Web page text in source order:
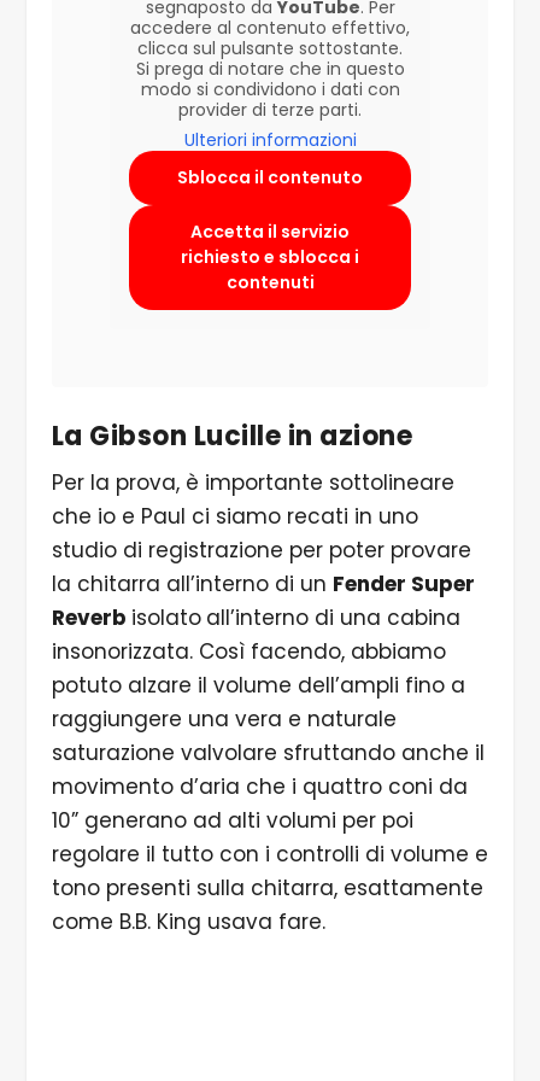
segnaposto daYouTube. Per
accedere al contenuto effettivo,
clicca sul pulsante sottostante.
Si prega di notare che in questo
modo si condividono i dati con
provider di terze parti.
Ulteriori informazioni
Sblocca il contenuto
Accetta il servizio
richiesto e sblocca i
contenuti
La Gibson Lucille in azione
Per la prova, è importante sottolineare
che io e Paul ci siamo recati in uno
studio di registrazione per poter provare
la chitarra all’interno di un Fender Super
Reverb isolato all’interno di una cabina
insonorizzata. Così facendo, abbiamo
potuto alzare il volume dell’ampli fino a
raggiungere una vera e naturale
saturazione valvolare sfruttando anche il
movimento d’aria che i quattro coni da
10” generano ad alti volumi per poi
regolare il tutto con i controlli di volume e
tono presenti sulla chitarra, esattamente
come B.B. King usava fare.